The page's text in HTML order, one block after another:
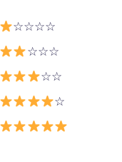
☆☆☆☆
☆☆☆
☆☆
☆